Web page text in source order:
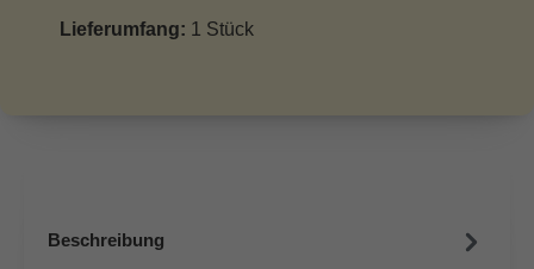
Lieferumfang: 1 Stück
Beschreibung